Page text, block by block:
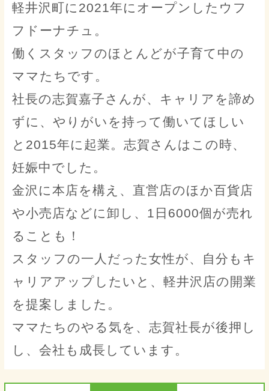
軽井沢町に2021年にオープンしたウフ
フドーナチュ。
働くスタッフのほとんどが子育て中の
ママたちです。
社長の志賀嘉子さんが、キャリアを諦め
ずに、やりがいを持って働いてほしい
と2015年に起業。志賀さんはこの時、
妊娠中でした。
金沢に本店を構え、直営店のほか百貨店
や小売店などに卸し、1日6000個が売れ
ることも！
スタッフの一人だった女性が、自分もキ
ャリアアップしたいと、軽井沢店の開業
を提案しました。
ママたちのやる気を、志賀社長が後押し
し、会社も成長しています。